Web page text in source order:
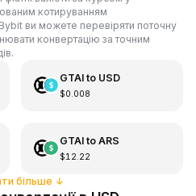
котируванням
ви можете перевіряти поточну
конвертацію за точним
GTAIto USD
$0.008
GTAIto ARS
$12.22
більше ↓